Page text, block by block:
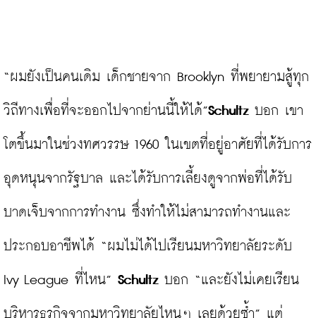
“ผมยังเป็นคนเดิม เด็กชายจาก Brooklyn ที่พยายามสู้ทุก
วิถีทางเพื่อที่จะออกไปจากย่านนี้ให้ได้”Schultz บอก เขา
โตขึ้นมาในช่วงทศวรรษ 1960 ในเขตที่อยู่อาศัยที่ได้รับการ
อุดหนุนจากรัฐบาล และได้รับการเลี้ยงดูจากพ่อที่ได้รับ
บาดเจ็บจากการทำงาน ซึ่งทำให้ไม่สามารถทำงานและ
ประกอบอาชีพได้ “ผมไม่ได้ไปเรียนมหาวิทยาลัยระดับ
Ivy League ที่ไหน” Schultz บอก “และยังไม่เคยเรียน
บริหารธุรกิจจากมหาวิทยาลัยไหนๆ เลยด้วยซ้ำ” แต่